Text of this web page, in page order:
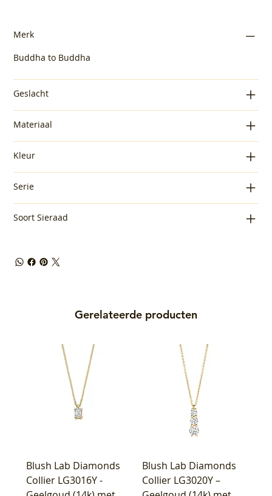
Merk
Buddha to Buddha
Geslacht
Materiaal
Kleur
Serie
Soort Sieraad
Gerelateerde producten
Blush Lab Diamonds
Collier LG3016Y -
Blush Lab Diamonds
Collier LG3020Y –